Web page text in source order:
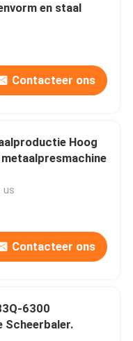
en staal
Contacteer ons
Hoog
us
Contacteer ons
6300
Scheerbaler.